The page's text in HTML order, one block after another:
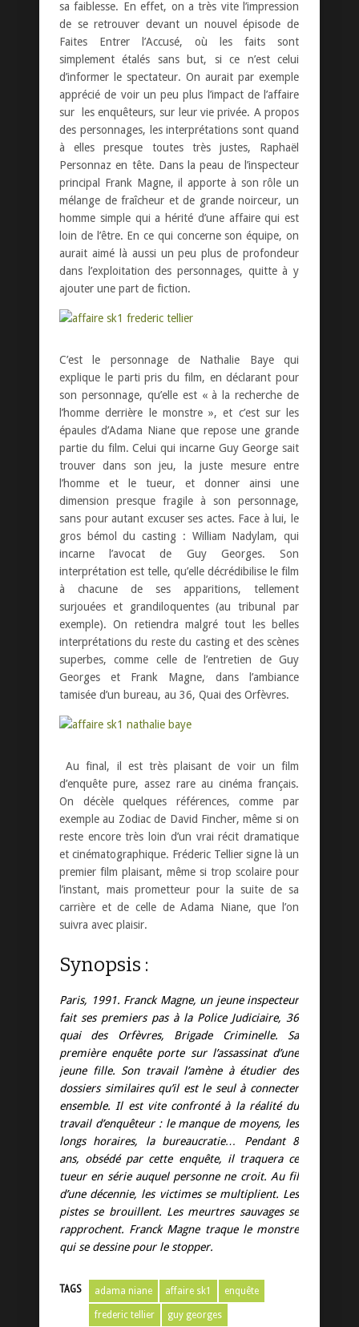
sa faiblesse. En effet, on a très vite l’impression
de se retrouver devant un nouvel épisode de
Faites Entrer l’Accusé, où les faits sont
simplement étalés sans but, si ce n’est celui
d’informer le spectateur. On aurait par exemple
apprécié de voir un peu plus l’impact de l’affaire
sur les enquêteurs, sur leur vie privée. A propos
des personnages, les interprétations sont quand
à elles presque toutes très justes, Raphaël
Personnaz en tête. Dans la peau de l’inspecteur
principal Frank Magne, il apporte à son rôle un
mélange de fraîcheur et de grande noirceur, un
homme simple qui a hérité d’une affaire qui est
loin de l’être. En ce qui concerne son équipe, on
aurait aimé là aussi un peu plus de profondeur
dans l’exploitation des personnages, quitte à y
ajouter une part de fiction.
C’est le personnage de Nathalie Baye qui
explique le parti pris du film, en déclarant pour
son personnage, qu’elle est « à la recherche de
l’homme derrière le monstre », et c’est sur les
épaules d’Adama Niane que repose une grande
partie du film. Celui qui incarne Guy George sait
trouver dans son jeu, la juste mesure entre
l’homme et le tueur, et donner ainsi une
dimension presque fragile à son personnage,
sans pour autant excuser ses actes. Face à lui, le
gros bémol du casting : William Nadylam, qui
incarne l’avocat de Guy Georges. Son
interprétation est telle, qu’elle décrédibilise le film
à chacune de ses apparitions, tellement
surjouées et grandiloquentes (au tribunal par
exemple). On retiendra malgré tout les belles
interprétations du reste du casting et des scènes
superbes, comme celle de l’entretien de Guy
Georges et Frank Magne, dans l’ambiance
tamisée d’un bureau, au 36, Quai des Orfèvres.
Au final, il est très plaisant de voir un film
d’enquête pure, assez rare au cinéma français.
On décèle quelques références, comme par
exemple au Zodiac de David Fincher, même si on
reste encore très loin d’un vrai récit dramatique
et cinématographique. Fréderic Tellier signe là un
premier film plaisant, même si trop scolaire pour
l’instant, mais prometteur pour la suite de sa
carrière et de celle de Adama Niane, que l’on
suivra avec plaisir.
Synopsis :
Paris, 1991. Franck Magne, un jeune inspecteur
fait ses premiers pas à la Police Judiciaire, 36
quai des Orfèvres, Brigade Criminelle. Sa
première enquête porte sur l’assassinat d’une
jeune fille. Son travail l’amène à étudier des
dossiers similaires qu’il est le seul à connecter
ensemble. Il est vite confronté à la réalité du
travail d’enquêteur : le manque de moyens, les
longs horaires, la bureaucratie… Pendant 8
ans, obsédé par cette enquête, il traquera ce
tueur en série auquel personne ne croit. Au fil
d’une décennie, les victimes se multiplient. Les
pistes se brouillent. Les meurtres sauvages se
rapprochent. Franck Magne traque le monstre
qui se dessine pour le stopper.
TAGS adama niane affaire sk1 enquête
frederic tellier guy georges